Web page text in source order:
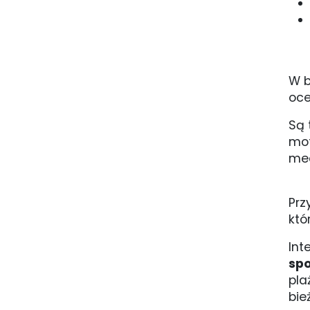
W
Są